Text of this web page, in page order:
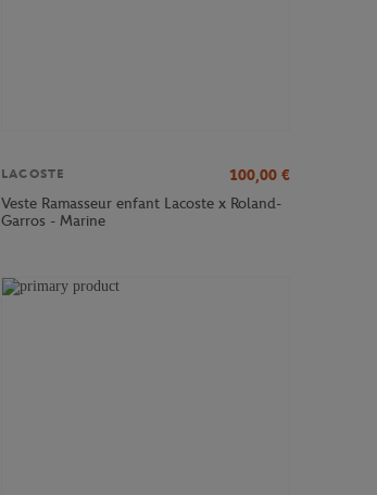
LACOSTE 100,00 €
Veste Ramasseur enfant Lacoste x Roland-
Garros - Marine